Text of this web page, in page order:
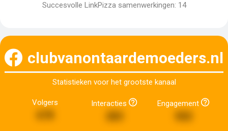
Succesvolle LinkPizza samenwerkingen: 14
clubvanontaardemoeders.nl
Statistieken voor het grootste kanaal
Volgers Interacties Engagement